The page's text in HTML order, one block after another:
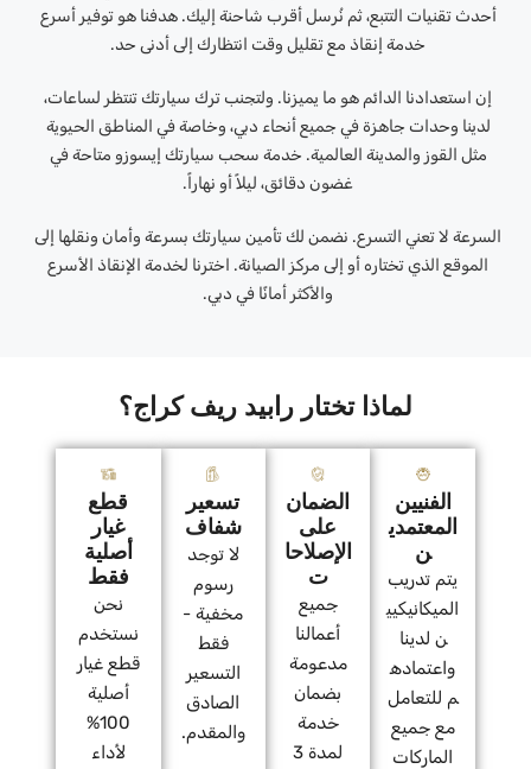
أحدث تقنيات التتبع، ثم نُرسل أقرب شاحنة إليك. هدفنا هو توفير أسرع
خدمة إنقاذ مع تقليل وقت انتظارك إلى أدنى حد.
إن استعدادنا الدائم هو ما يميزنا. ولتجنب ترك سيارتك تنتظر لساعات،
لدينا وحدات جاهزة في جميع أنحاء دبي، وخاصة في المناطق الحيوية
مثل القوز والمدينة العالمية. خدمة سحب سيارتك إيسوزو متاحة في
غضون دقائق، ليلاً أو نهاراً.
السرعة لا تعني التسرع. نضمن لك تأمين سيارتك بسرعة وأمان ونقلها إلى
الموقع الذي تختاره أو إلى مركز الصيانة. اخترنا لخدمة الإنقاذ الأسرع
والأكثر أمانًا في دبي.
لماذا تختار رابيد ريف كراج؟
الفنيين
المعتمدي
ن
يتم تدريب
الميكانيكيي
ن لدينا
واعتماده
م للتعامل
مع جميع
الماركات
الضمان
على
الإصلاحا
ت
جميع
أعمالنا
مدعومة
بضمان
خدمة
لمدة 3
تسعير
شفاف
لا توجد
رسوم
مخفية -
فقط
التسعير
الصادق
والمقدم.
قطع
غيار
أصلية
فقط
نحن
نستخدم
قطع غيار
أصلية
100%
لأداء